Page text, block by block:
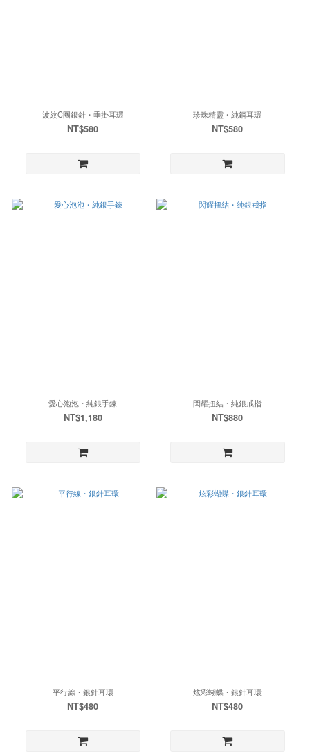
波紋C圈銀針・垂掛耳環
NT$580
珍珠精靈・純鋼耳環
NT$580
愛心泡泡・純銀手鍊
NT$1,180
閃耀扭結・純銀戒指
NT$880
平行線・銀針耳環
NT$480
炫彩蝴蝶・銀針耳環
NT$480